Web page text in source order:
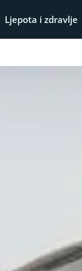
Ljepota i zdravlje